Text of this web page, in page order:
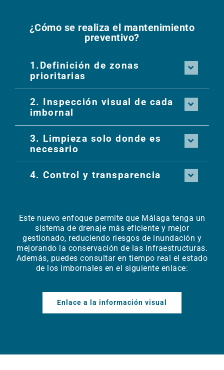
¿Cómo se realiza el mantenimiento
preventivo?
1.Definición de zonas
prioritarias
2. Inspección visual de cada
imbornal
3. Limpieza solo donde es
necesario
4. Control y transparencia
Este nuevo enfoque permite que Málaga tenga un
sistema de drenaje más eficiente y mejor
gestionado, reduciendo riesgos de inundación y
mejorando la conservación de las infraestructuras.
Además, puedes consultar en tiempo real el estado
de los imbornales en el siguiente enlace:
Enlace a la información visual